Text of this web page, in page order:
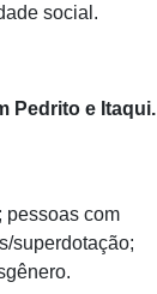
social.
Pedrito e Itaqui.
pessoas com
superdotação;